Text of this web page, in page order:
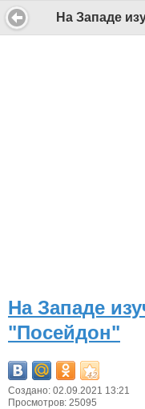
На Западе
На Западе
"Посейдон"
Создано: 02.09.2021 13:21
Просмотров: 25095
СИ "Информационное агентство "Беломорканал"
При любом использовании текстовых, аудио-, фото- и